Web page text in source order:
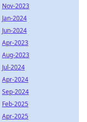
Nov-2023
Jan-2024
Jun-2024
Apr-2023
Aug-2023
Jul-2024
Apr-2024
Sep-2024
Feb-2025
Apr-2025